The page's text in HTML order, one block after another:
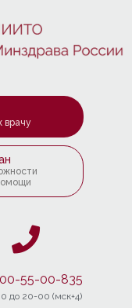
врачу
55-00-835
до 20-00 (мск+4)